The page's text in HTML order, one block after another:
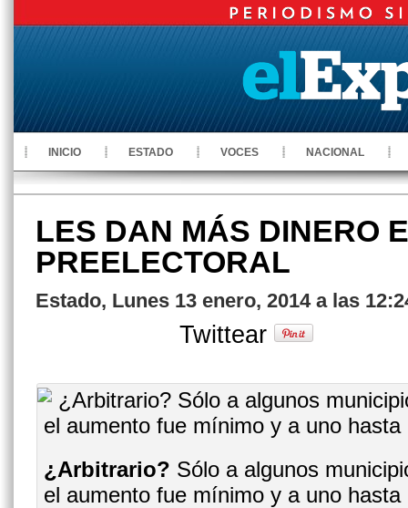
INICIO ESTADO VOCES NACIONAL
LES DAN MÁS DINERO
PREELECTORAL
Estado, Lunes 13 enero, 2014 a las
Twittear
¿Arbitrario? Sólo a algunos
el aumento fue mínimo y a uno